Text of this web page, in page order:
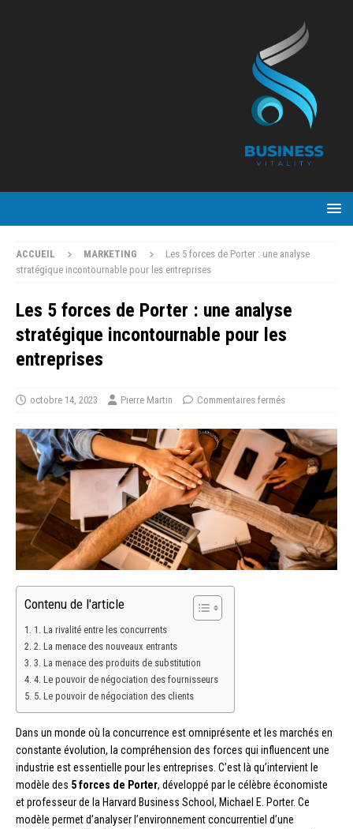
ACCUEIL MARKETING
Les 5 forces de Porter : une analyse
stratégique incontournable pour les entreprises
Les 5 forces de Porter : une analyse
stratégique incontournable pour les
entreprises
octobre 14, 2023 Pierre Martin Commentaires fermés
Contenu de l'article
1. La rivalité entre les concurrents
2. La menace des nouveaux entrants
3. La menace des produits de substitution
4. Le pouvoir de négociation des fournisseurs
5. Le pouvoir de négociation des clients
Dans un monde où la concurrence est omniprésente et les marchés en
constante évolution, la compréhension des forces qui influencent une
industrie est essentielle pour les entreprises. C’est là qu’intervient le
modèle des 5 forces de Porter, développé par le célèbre économiste
et professeur de la Harvard Business School, Michael E. Porter. Ce
modèle permet d’analyser l’environnement concurrentiel d’une